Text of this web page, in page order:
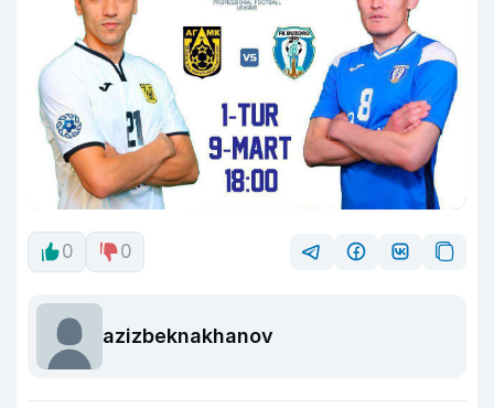
0 0
azizbeknakhanov